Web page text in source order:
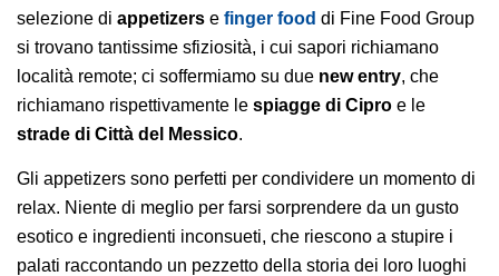
selezione di appetizers e finger food di Fine Food Group
si trovano tantissime sfiziosità, i cui sapori richiamano
località remote; ci soffermiamo su due new entry, che
richiamano rispettivamente le spiagge di Cipro e le
strade di Città del Messico.
Gli appetizers sono perfetti per condividere un momento di
relax. Niente di meglio per farsi sorprendere da un gusto
esotico e ingredienti inconsueti, che riescono a stupire i
palati raccontando un pezzetto della storia dei loro luoghi